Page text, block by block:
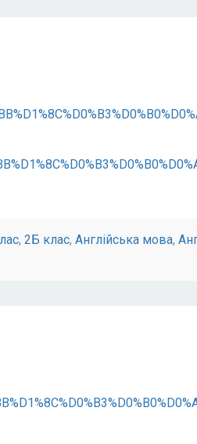
, 2Б клас, Англійська мова,